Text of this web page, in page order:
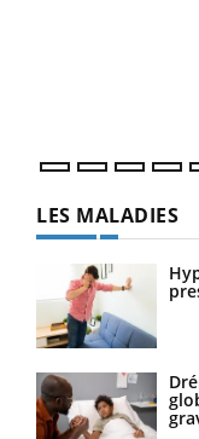
LES MALADIES